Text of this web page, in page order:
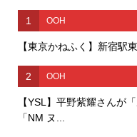
1 OOH
【東京かねふく】新宿駅
2 OOH
【YSL】平野紫耀さんが
「NM ヌ...